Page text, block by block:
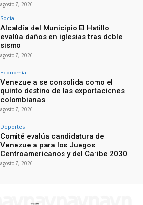
agosto 7, 2026
Social
Alcaldía del Municipio El Hatillo
evalúa daños en iglesias tras doble
sismo
agosto 7, 2026
Economía
Venezuela se consolida como el
quinto destino de las exportaciones
colombianas
agosto 7, 2026
Deportes
Comité evalúa candidatura de
Venezuela para los Juegos
Centroamericanos y del Caribe 2030
agosto 7, 2026